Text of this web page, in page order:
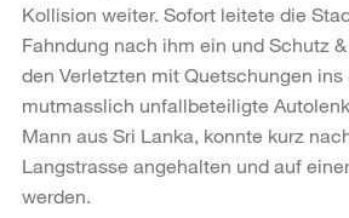
Kollision weiter. Sofort leitete die
Fahndung nach ihm ein und Schutz
den Verletzten mit Quetschungen ins
mutmasslich unfallbeteiligte
Mann aus Sri Lanka, konnte kurz
Langstrasse angehalten und auf
werden.